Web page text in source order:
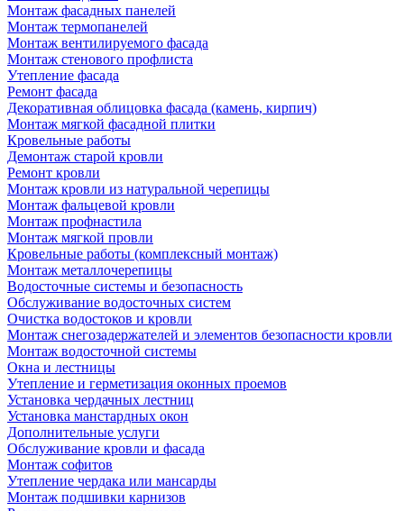
Монтаж фасадных панелей
Монтаж термопанелей
Монтаж вентилируемого фасада
Монтаж стенового профлиста
Утепление фасада
Ремонт фасада
Декоративная облицовка фасада (камень, кирпич)
Монтаж мягкой фасадной плитки
Кровельные работы
Демонтаж старой кровли
Ремонт кровли
Монтаж кровли из натуральной черепицы
Монтаж фальцевой кровли
Монтаж профнастила
Монтаж мягкой провли
Кровельные работы (комплексный монтаж)
Монтаж металлочерепицы
Водосточные системы и безопасность
Обслуживание водосточных систем
Очистка водостоков и кровли
Монтаж снегозадержателей и элементов безопасности кровли
Монтаж водосточной системы
Окна и лестницы
Утепление и герметизация оконных проемов
Установка чердачных лестниц
Установка манстардных окон
Дополнительные услуги
Обслуживание кровли и фасада
Монтаж софитов
Утепление чердака или мансарды
Монтаж подшивки карнизов